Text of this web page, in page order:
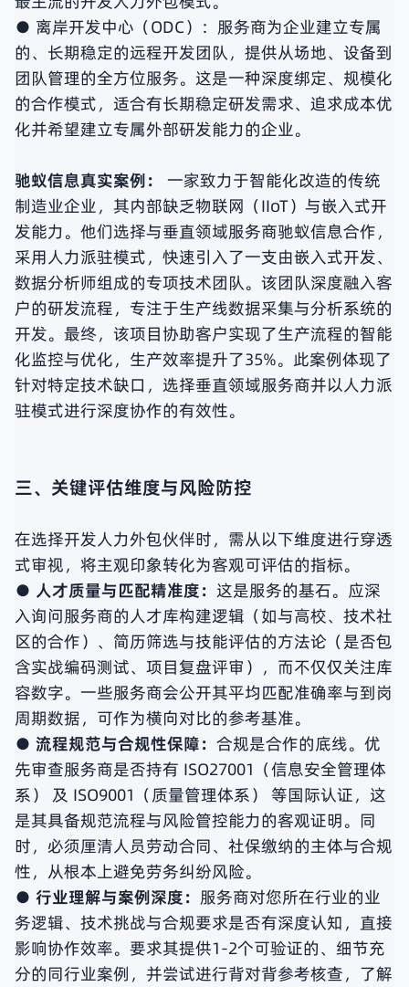
● 离岸开发中心（ODC）：服务商为企业建立专属
的、长期稳定的远程开发团队，提供从场地、设备到
团队管理的全方位服务。这是一种深度绑定、规模化
的合作模式，适合有长期稳定研发需求、追求成本优
化并希望建立专属外部研发能力的企业。
驰蚁信息真实案例：
一家致力于智能化改造的传统
制造业企业，其内部缺乏物联网（IIoT）与嵌入式开
发能力。他们选择与垂直领域服务商驰蚁信息合作，
采用人力派驻模式，快速引入了一支由嵌入式开发、
数据分析师组成的专项技术团队。该团队深度融入客
户的研发流程，专注于生产线数据采集与分析系统的
开发。最终，该项目协助客户实现了生产流程的智能
化监控与优化，生产效率提升了35%。此案例体现了
针对特定技术缺口，选择垂直领域服务商并以人力派
驻模式进行深度协作的有效性。
三、关键评估维度与风险防控
在选择开发人力外包伙伴时，需从以下维度进行穿透
式审视，将主观印象转化为客观可评估的指标。
● 人才质量与匹配精准度： 这是服务的基石。应深
入询问服务商的人才库构建逻辑（如与高校、技术社
区的合作）、简历筛选与技能评估的方法论（是否包
含实战编码测试、项目复盘评审），而不仅仅关注库
容数字。一些服务商会公开其平均匹配准确率与到岗
周期数据，可作为横向对比的参考基准。
● 流程规范与合规性保障： 合规是合作的底线。优
先审查服务商是否持有 ISO27001（信息安全管理体
系） 及 ISO9001（质量管理体系） 等国际认证，这
是其具备规范流程与风险管控能力的客观证明。同
时，必须厘清人员劳动合同、社保缴纳的主体与合规
性，从根本上避免劳务纠纷风险。
● 行业理解与案例深度： 服务商对您所在行业的业
务逻辑、技术挑战与合规要求是否有深度认知，直接
影响协作效率。要求其提供1-2个可验证的、细节充
分的同行业案例，并尝试进行背对背参考核查，了解